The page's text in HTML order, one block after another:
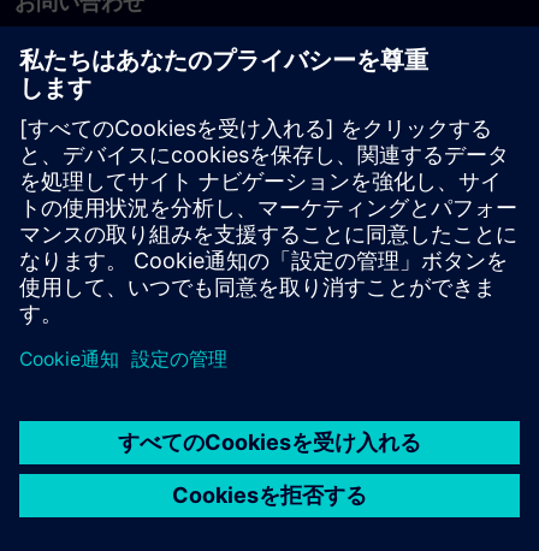
PLM製品のお問い合わせ
EDA製品のお問い合わせ
世界各地の事業拠点
サポート・センター
ご意見・ご要望
違法コピーの連絡先
© Siemens2026
タル・ミレニアム著作権法 (DMCA)
内部通報